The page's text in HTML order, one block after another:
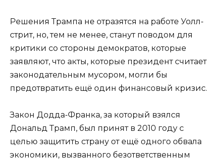
Решения Трампа не отразятся на работе Уолл-
стрит, но, тем не менее, станут поводом для
критики со стороны демократов, которые
заявляют, что акты, которые президент считает
законодательным мусором, могли бы
предотвратить ещё один финансовый кризис.
Закон Додда-Франка, за который взялся
Дональд Трамп, был принят в 2010 году с
целью защитить страну от ещё одного обвала
экономики, вызванного безответственным